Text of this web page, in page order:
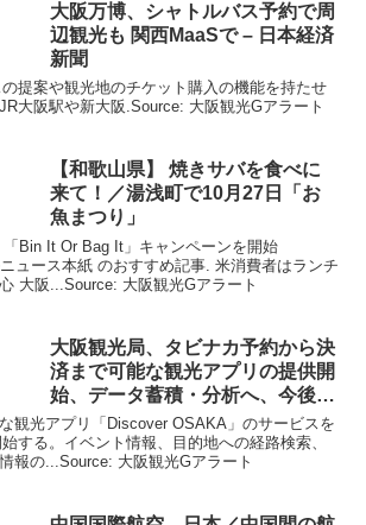
大阪万博、シャトルバス予約で周
辺観光も 関西MaaSで – 日本経済
新聞
提案や観光地のチケット購入の機能を持たせ
大阪駅や新大阪.Source: 大阪観光Gアラート
【和歌山県】 焼きサバを食べに
来て！／湯浅町で10月27日「お
魚まつり」
Bin It Or Bag It」キャンペーンを開始
ュース本紙 のおすすめ記事. 米消費者はランチ
大阪...Source: 大阪観光Gアラート
大阪観光局、タビナカ予約から決
済まで可能な観光アプリの提供開
始、データ蓄積・分析へ、今後
…
観光アプリ「Discover OSAKA」のサービスを
する。イベント情報、目的地への経路検索、
報の...Source: 大阪観光Gアラート